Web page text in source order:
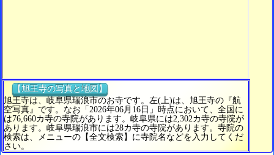
【旭王寺の写真と地図】
旭王寺は、岐阜県瑞浪市のお寺です。左(上)は、旭王寺の『航
空写真』です。なお「2026年06月16日」時点において、全国に
は76,660カ寺の寺院があります。岐阜県には2,302カ寺の寺院が
あります。岐阜県瑞浪市には28カ寺の寺院があります。寺院の
検索は、メニューの【全文検索】に寺院名などを入力してくだ
さい。